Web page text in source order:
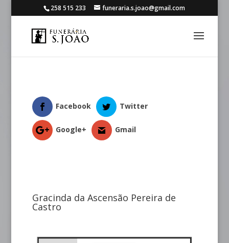
258 515 233 funeraria.s.joao@gmail.com
Facebook Twitter
Google+ Gmail
Gracinda da Ascensão Pereira de
Castro